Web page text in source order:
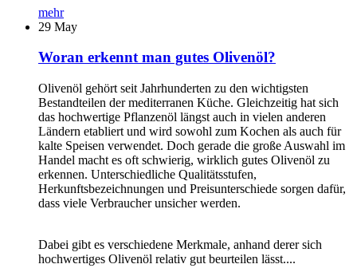
mehr
29 May
Woran erkennt man gutes Olivenöl?
Olivenöl gehört seit Jahrhunderten zu den wichtigsten
Bestandteilen der mediterranen Küche. Gleichzeitig hat sich
das hochwertige Pflanzenöl längst auch in vielen anderen
Ländern etabliert und wird sowohl zum Kochen als auch für
kalte Speisen verwendet. Doch gerade die große Auswahl im
Handel macht es oft schwierig, wirklich gutes Olivenöl zu
erkennen. Unterschiedliche Qualitätsstufen,
Herkunftsbezeichnungen und Preisunterschiede sorgen dafür,
dass viele Verbraucher unsicher werden.
Dabei gibt es verschiedene Merkmale, anhand derer sich
hochwertiges Olivenöl relativ gut beurteilen lässt....